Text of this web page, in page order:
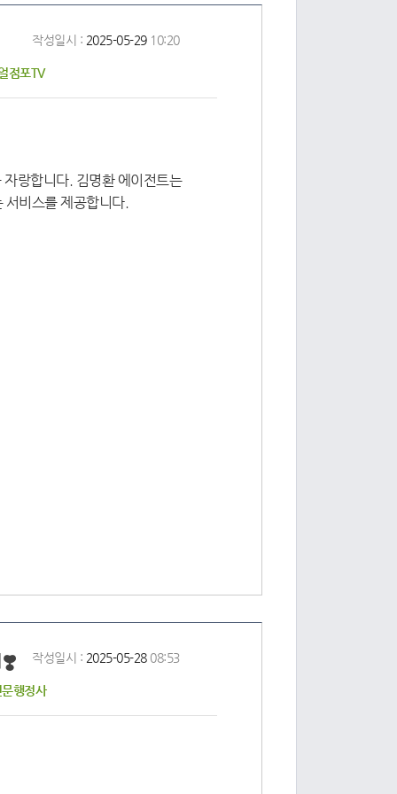
작성일시 : 2025-05-2910:20
점포TV
랑합니다. 김명환 에이전트는
서비스를 제공합니다.
작성일시 : 2025-05-2808:53
행정사